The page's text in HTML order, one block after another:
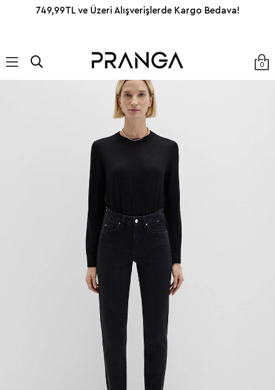
749,99TL ve Üzeri Alışverişlerde Kargo Bedava!
0